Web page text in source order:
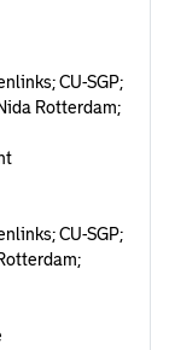
CU-SGP;
Rotterdam;
CU-SGP;